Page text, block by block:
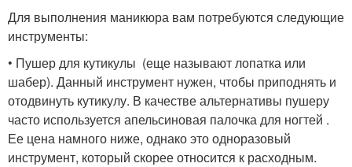
Для выполнения маникюра вам потребуются следующие
инструменты:
• Пушер для кутикулы (еще называют лопатка или
шабер). Данный инструмент нужен, чтобы приподнять и
отодвинуть кутикулу. В качестве альтернативы пушеру
часто используется апельсиновая палочка для ногтей .
Ее цена намного ниже, однако это одноразовый
инструмент, который скорее относится к расходным.